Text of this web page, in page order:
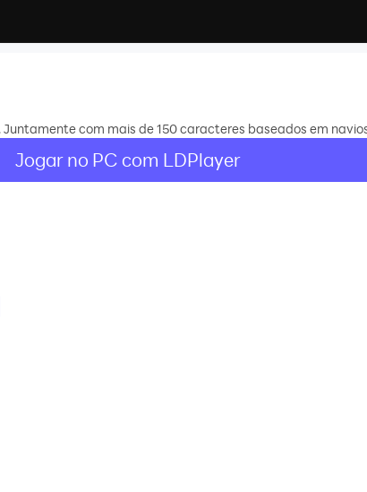
com mais de 150 caracteres baseados em
Jogar no PC com LDPlayer